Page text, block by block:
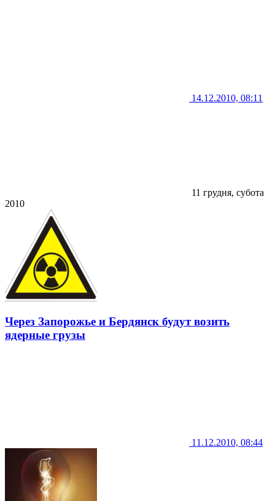
14.12.2010, 08:11
11 грудня, субота
2010
Через Запорожье и Бердянск будут возить
ядерные грузы
11.12.2010, 08:44